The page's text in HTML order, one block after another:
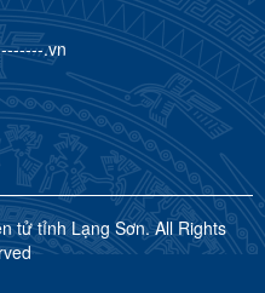
.vn
tử tỉnh Lạng Sơn. All Rights